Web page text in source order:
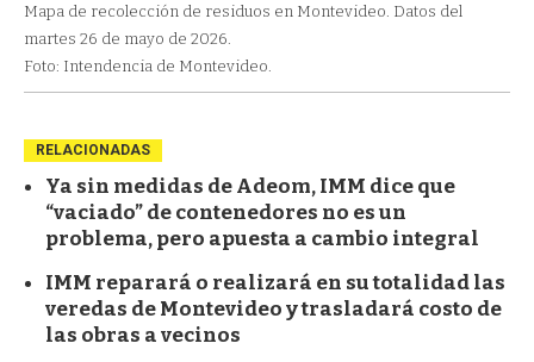
Mapa de recolección de residuos en Montevideo. Datos del
martes 26 de mayo de 2026.
Foto: Intendencia de Montevideo.
RELACIONADAS
Ya sin medidas de Adeom, IMM dice que
“vaciado” de contenedores no es un
problema, pero apuesta a cambio integral
IMM reparará o realizará en su totalidad las
veredas de Montevideo y trasladará costo de
las obras a vecinos